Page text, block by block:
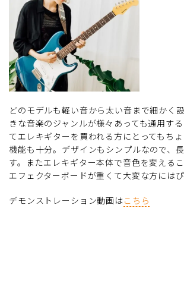
どのモデルも軽い音から太い音まで細かく
きな音楽のジャンルが様々あっても通用す
てエレキギターを買われる方にとってもちょ
機能も十分。デザインもシンプルなので、
す。またエレキギター本体で音色を変えるこ
エフェクターボードが重くて大変な方にはぴ
デモンストレーション動画はこちら